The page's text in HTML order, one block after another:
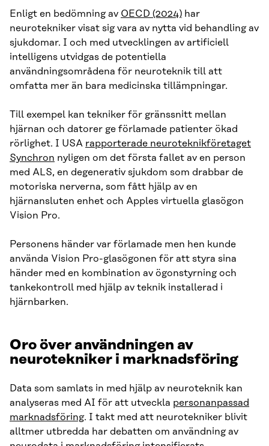
Enligt en bedömning av OECD (2024) har
neurotekniker visat sig vara av nytta vid behandling av
sjukdomar. I och med utvecklingen av artificiell
intelligens utvidgas de potentiella
användningsområdena för neuroteknik till att
omfatta mer än bara medicinska tillämpningar.
Till exempel kan tekniker för gränssnitt mellan
hjärnan och datorer ge förlamade patienter ökad
rörlighet. I USA rapporterade neuroteknikföretaget
Synchron nyligen om det första fallet av en person
med ALS, en degenerativ sjukdom som drabbar de
motoriska nerverna, som fått hjälp av en
hjärnansluten enhet och Apples virtuella glasögon
Vision Pro.
Personens händer var förlamade men hen kunde
använda Vision Pro-glasögonen för att styra sina
händer med en kombination av ögonstyrning och
tankekontroll med hjälp av teknik installerad i
hjärnbarken.
Oro över användningen av
neurotekniker i marknadsföring
Data som samlats in med hjälp av neuroteknik kan
analyseras med AI för att utveckla personanpassad
marknadsföring. I takt med att neurotekniker blivit
alltmer utbredda har debatten om användning av